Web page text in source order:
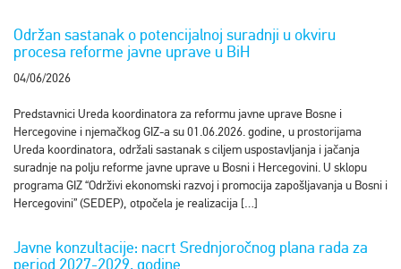
Održan sastanak o potencijalnoj suradnji u okviru
procesa reforme javne uprave u BiH
04/06/2026
Predstavnici Ureda koordinatora za reformu javne uprave Bosne i
Hercegovine i njemačkog GIZ-a su 01.06.2026. godine, u prostorijama
Ureda koordinatora, održali sastanak s ciljem uspostavljanja i jačanja
suradnje na polju reforme javne uprave u Bosni i Hercegovini. U sklopu
programa GIZ “Održivi ekonomski razvoj i promocija zapošljavanja u Bosni i
Hercegovini” (SEDEP), otpočela je realizacija […]
Javne konzultacije: nacrt Srednjoročnog plana rada za
period 2027-2029. godine